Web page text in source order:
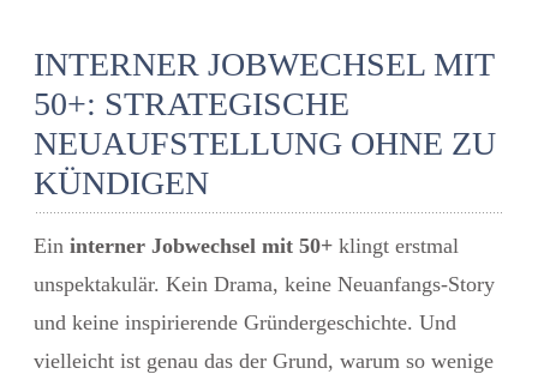
INTERNER JOBWECHSEL MIT
50+: STRATEGISCHE
NEUAUFSTELLUNG OHNE ZU
KÜNDIGEN
Ein interner Jobwechsel mit 50+ klingt erstmal
unspektakulär. Kein Drama, keine Neuanfangs-Story
und keine inspirierende Gründergeschichte. Und
vielleicht ist genau das der Grund, warum so wenige